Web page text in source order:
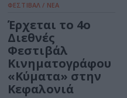
ΦΕΣΤΙΒΑΛ / ΝΕΑ
Έρχεται το 4ο
Διεθνές
Φεστιβάλ
Κινηματογράφου
«Κύματα» στην
Κεφαλονιά